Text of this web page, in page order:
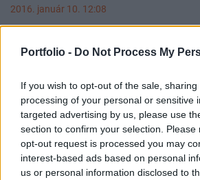
Portfolio - Do Not Process My
If you wish to opt-out of the sale,
processing of your personal or sensitive
targeted advertising by us, please use
section to confirm your selection.
opt-out request is processed you may
interest-based ads based on personal
us or personal information disclosed to
2016. január 10. 12:08
A 2007-2013-as uniós ciklus
egyértelműen az egyébként is
közép-magyarországi régió volt,
támogatások közel 32%-át
eredetileg csak 8%-ot terveztek
terjedelmes hétvégi körképében
igaz a kiindulási alap nem
éppen az ellenkezője történt az